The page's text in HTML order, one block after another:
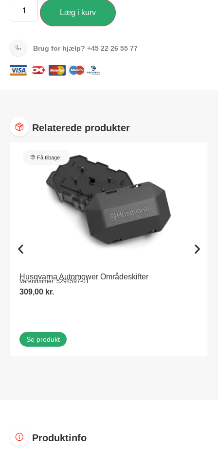
Læg i kurv
Brug for hjælp? +45 22 26 55 77
Relaterede produkter
Få tilbage
Husqvarna Automower Områdeskifter
Varenummer: 5294597-01
309,00 kr.
Se produkt
Produktinfo